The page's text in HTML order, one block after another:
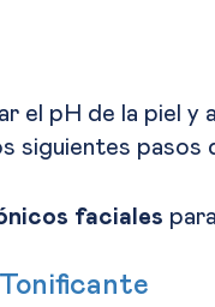
el pH de la piel y
siguientes pasos
faciales